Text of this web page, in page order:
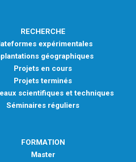
RECHERCHE
expérimentales
géographiques
Projets en cours
Projets terminés
scientifiques et techniques
Séminaires réguliers
FORMATION
Master